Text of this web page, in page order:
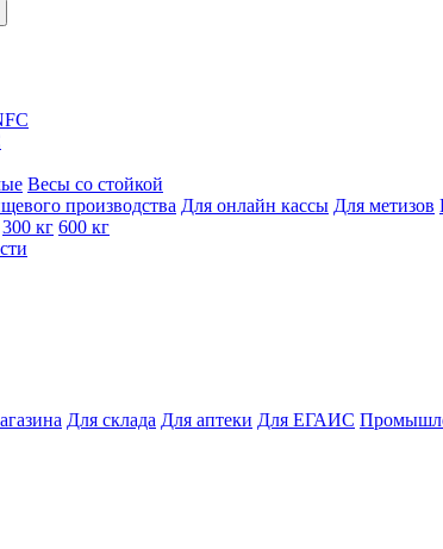
Весы со стойкой
производства Для онлайн кассы Для метизов
300 кг 600 кг
Для склада Для аптеки Для ЕГАИС